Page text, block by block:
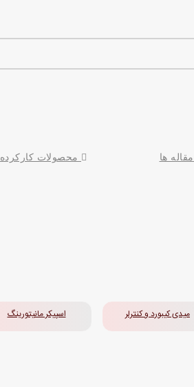
مقاله ها محصولات کارکرده
میدی کیبورد و کنترلر اسپیکر مانیتورینگ